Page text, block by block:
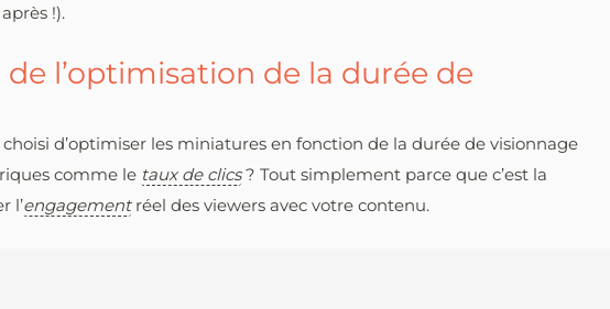
!).
de l’optimisation de la durée de
d’optimiser les miniatures en fonction de la durée de visionnage
comme le taux de clics? Tout simplement parce que c’est la
l’engagementréel des viewers avec votre contenu.